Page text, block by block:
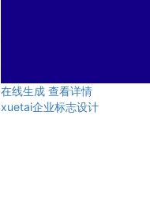
在线生成 查看详情
xuetai企业标志设计